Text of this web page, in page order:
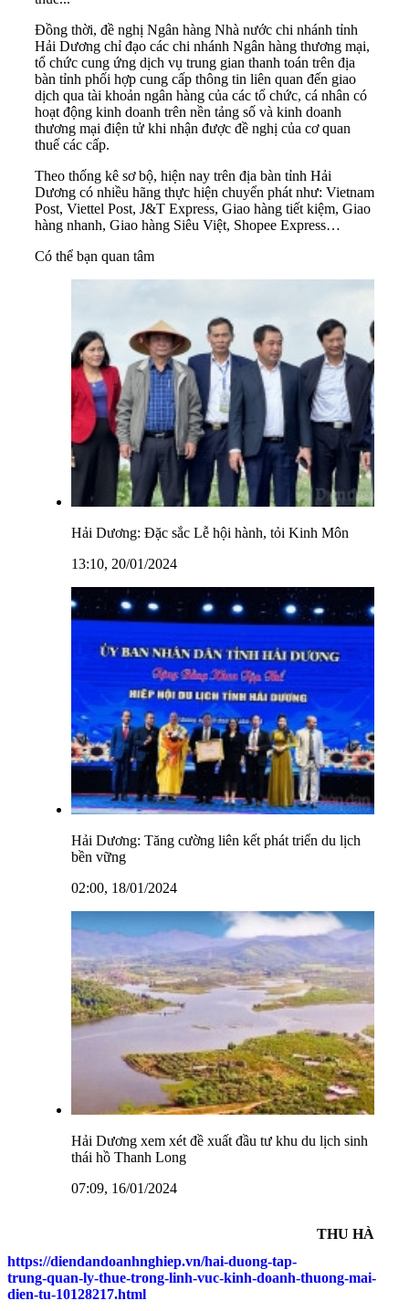
Đồng thời, đề nghị Ngân hàng Nhà nước chi nhánh tỉnh
Hải Dương chỉ đạo các chi nhánh Ngân hàng thương mại,
tổ chức cung ứng dịch vụ trung gian thanh toán trên địa
bàn tỉnh phối hợp cung cấp thông tin liên quan đến giao
dịch qua tài khoản ngân hàng của các tổ chức, cá nhân có
hoạt động kinh doanh trên nền tảng số và kinh doanh
thương mại điện tử khi nhận được đề nghị của cơ quan
thuế các cấp.
Theo thống kê sơ bộ, hiện nay trên địa bàn tỉnh Hải
Dương có nhiều hãng thực hiện chuyển phát như: Vietnam
Post, Viettel Post, J&T Express, Giao hàng tiết kiệm, Giao
hàng nhanh, Giao hàng Siêu Việt, Shopee Express…
Có thể bạn quan tâm
Hải Dương: Đặc sắc Lễ hội hành, tỏi Kinh Môn
13:10, 20/01/2024
Hải Dương: Tăng cường liên kết phát triển du lịch
bền vững
02:00, 18/01/2024
Hải Dương xem xét đề xuất đầu tư khu du lịch sinh
thái hồ Thanh Long
07:09, 16/01/2024
THU HÀ
https://diendandoanhnghiep.vn/hai-duong-tap-
trung-quan-ly-thue-trong-linh-vuc-kinh-doanh-thuong-mai-
dien-tu-10128217.html